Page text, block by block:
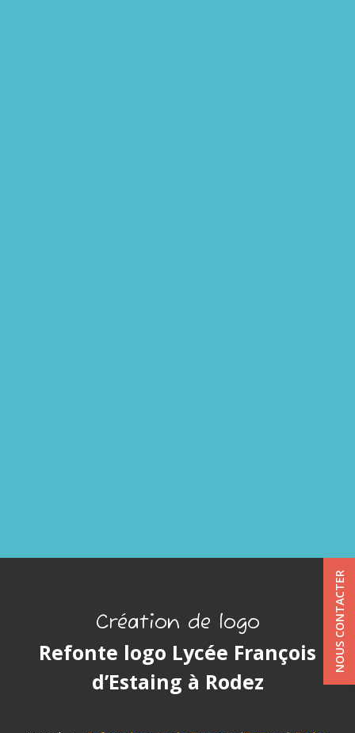
Création de logo
Refonte logo Lycée François
d’Estaing à Rodez
NOUS CONTACTER